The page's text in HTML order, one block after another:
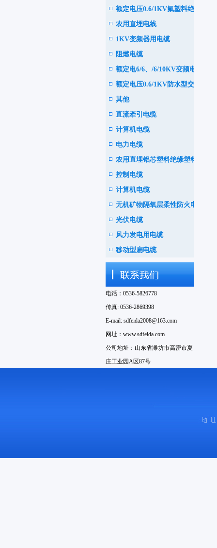
耐高温电力电缆
额定电压0.6/1KV氟塑料绝缘
耐高温电力电缆
农用直埋电线
1KV变频器用电缆
阻燃电缆
额定电6/6、/6/10KV变频电机
用电缆
额定电压0.6/1KV防水型交联
聚乙烯绝缘电力电缆
其他
直流牵引电缆
计算机电缆
电力电缆
农用直埋铝芯塑料绝缘塑料护
套电线电缆
控制电缆
计算机电缆
无机矿物隔氧层柔性防火电缆
光伏电缆
风力发电用电缆
移动型扁电缆
电话：0536-5826778
传真: 0536-2869398
E-mail: sdfeida2008@163.com
网址：www.sdfeida.com
公司地址：山东省潍坊市高密市夏
庄工业园A区87号